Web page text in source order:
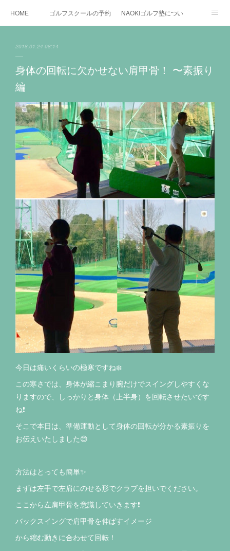
HOME ゴルフスクールの予約状況NAOKIゴルフ塾について
インスタグラム
2018.01.24 08:14
身体の回転に欠かせない肩甲骨！ 〜素振り
編
今日は痛いくらいの極寒ですね❄️
この寒さでは、身体が縮こまり腕だけでスイングしやすくな
りますので、しっかりと身体（上半身）を回転させたいです
ね❗️
そこで本日は、準備運動として身体の回転が分かる素振りを
お伝えいたしました😊
方法はとっても簡単✨
まずは左手で左肩にのせる形でクラブを担いでください。
ここから左肩甲骨を意識していきます❗️
バックスイングで肩甲骨を伸ばすイメージ
から縮む動きに合わせて回転！